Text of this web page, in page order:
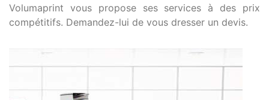
Volumaprint vous propose ses services à des prix
compétitifs. Demandez-lui de vous dresser un devis.